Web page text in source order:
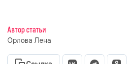
Автор статьи
Орлова Лена